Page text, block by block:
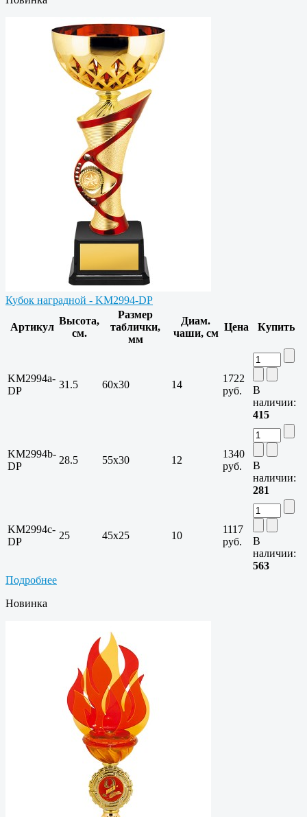
Кубок наградной - KM2994-DP
Артикул
Высота,
см.
Размер
таблички,
мм
Диам.
чаши, см
Цена Купить
KM2994a-
DP
31.5 60х30 14
1722
руб.
В
наличии:
415
KM2994b-
DP
28.5 55х30 12
1340
руб.
В
наличии:
281
KM2994c-
DP
25 45х25 10
1117
руб.
В
наличии:
563
Подробнее
Новинка